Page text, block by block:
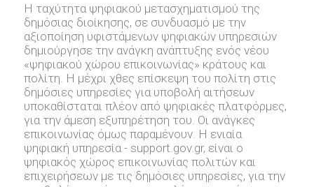
Η ταχύτητα ψηφιακού μετασχηματισμού της
δημόσιας διοίκησης, σε συνδυασμό με την
αξιοποίηση υφιστάμενων ψηφιακών υπηρεσιών
δημιούργησε την ανάγκη ανάπτυξης ενός νέου
«ψηφιακού χώρου επικοινωνίας» κράτους και
πολίτη. Η μέχρι χθες επίσκεψη του πολίτη στις
δημόσιες υπηρεσίες για υποβολή αιτήσεων
υποκαθίσταται πλέον από ψηφιακές πλατφόρμες,
για την άμεση εξυπηρέτηση του. Οι ανάγκες
επικοινωνίας όμως παραμένουν. Η ενιαία
ψηφιακή υπηρεσία - support.gov.gr, είναι ο
ψηφιακός χώρος επικοινωνίας πολιτών και
επιχειρήσεων με τις δημόσιες υπηρεσίες, για την